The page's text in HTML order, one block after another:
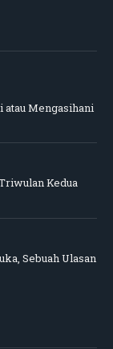
atau Mengasihani
Kedua
Sebuah Ulasan